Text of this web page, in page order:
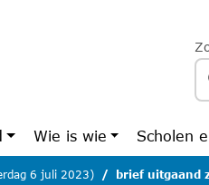
Wie is wie Scholen
6 juli 2023) brief uitgaand